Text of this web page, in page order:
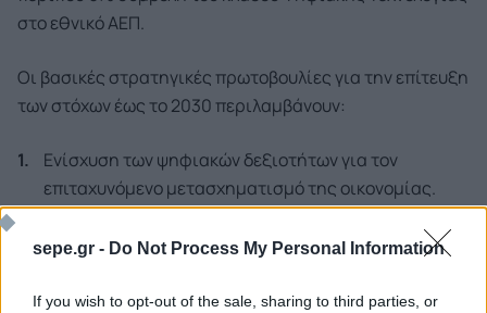
sepe.gr - Do Not Process My Personal Information
If you wish to opt-out of the sale, sharing to third parties, or
στο εθνικό ΑΕΠ.
Οι βασικές στρατηγικές πρωτοβουλίες για την επίτευξη
των στόχων έως το 2030 περιλαμβάνουν:
Ενίσχυση των ψηφιακών δεξιοτήτων για τον
επιταχυνόμενο μετασχηματισμό της οικονομίας.
Προώθηση εφαρμοσμένης Έρευνας & Ανάπτυξης
(R&D) για την ενίσχυση της ανταγωνιστικότητας και